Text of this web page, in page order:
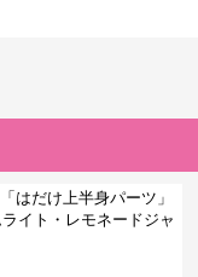
はだけ上半身パーツ」
イト・レモネードジャ